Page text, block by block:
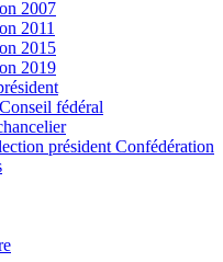
2007
2011
2015
2019
fédéral
président Confédération